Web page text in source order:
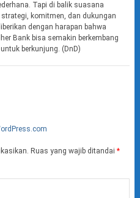
Tapi di balik suasana
komitmen, dan dukungan
dengan harapan bahwa
Bank bisa semakin berkembang
berkunjung. (DnD)
Ruas yang wajib ditandai *